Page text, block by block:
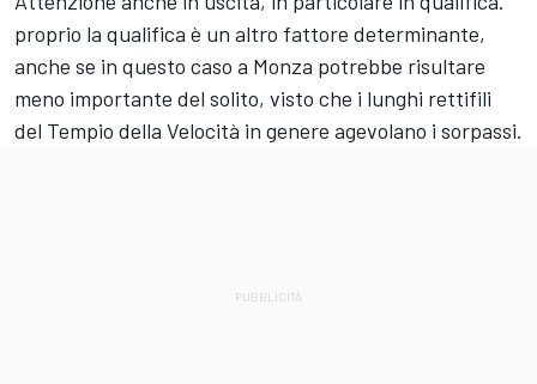
proprio la qualifica è un altro fattore determinante,
anche se in questo caso a Monza potrebbe risultare
meno importante del solito, visto che i lunghi rettifili
del Tempio della Velocità in genere agevolano i sorpassi.